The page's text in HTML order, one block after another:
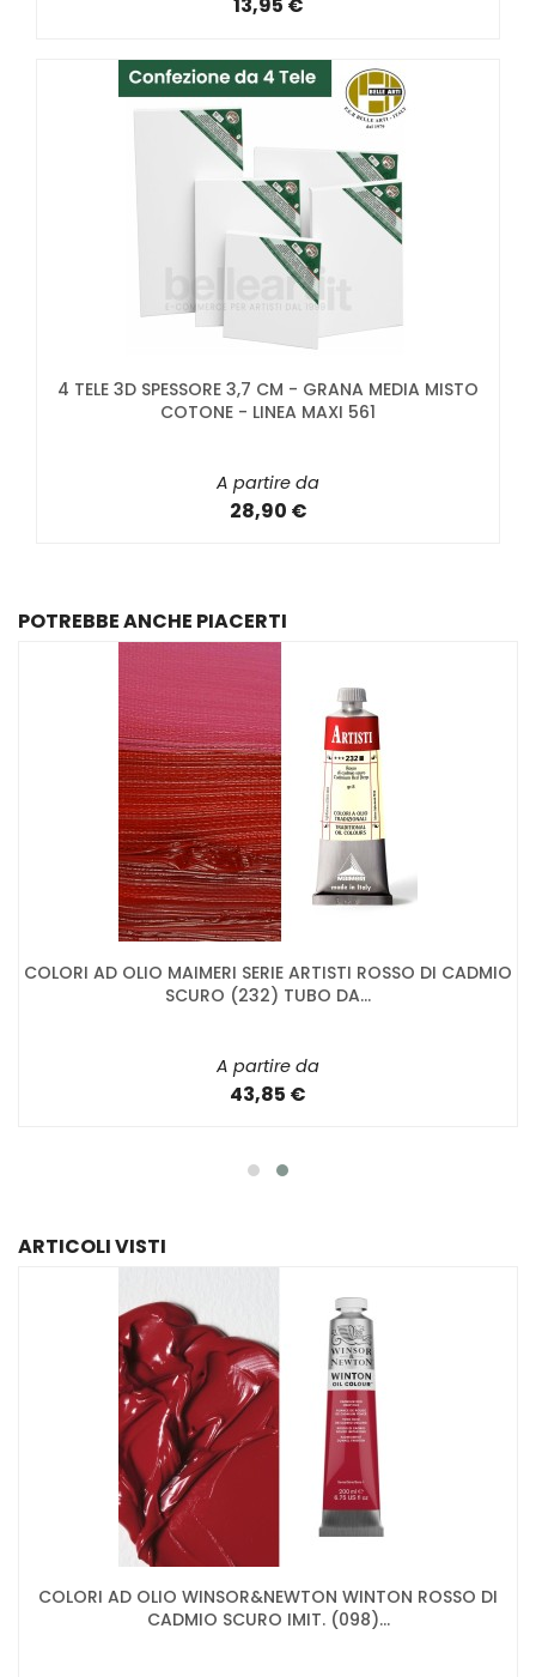
13,95 €
4 TELE 3D SPESSORE 3,7 CM - GRANA MEDIA MISTO
COTONE - LINEA MAXI 561
A partire da
28,90 €
POTREBBE ANCHE PIACERTI
COLORI AD OLIO MAIMERI SERIE ARTISTI ROSSO DI CADMIO
SCURO (232) TUBO DA...
A partire da
43,85 €
ARTICOLI VISTI
COLORI AD OLIO WINSOR&NEWTON WINTON ROSSO DI
CADMIO SCURO IMIT. (098)...